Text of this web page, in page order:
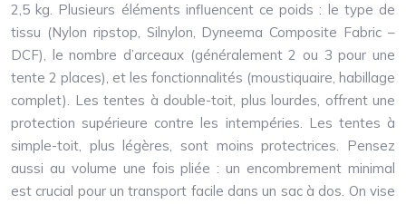
2,5 kg. Plusieurs éléments influencent ce poids : le type de
tissu (Nylon ripstop, Silnylon, Dyneema Composite Fabric –
DCF), le nombre d’arceaux (généralement 2 ou 3 pour une
tente 2 places), et les fonctionnalités (moustiquaire, habillage
complet). Les tentes à double-toit, plus lourdes, offrent une
protection supérieure contre les intempéries. Les tentes à
simple-toit, plus légères, sont moins protectrices. Pensez
aussi au volume une fois pliée : un encombrement minimal
est crucial pour un transport facile dans un sac à dos. On vise